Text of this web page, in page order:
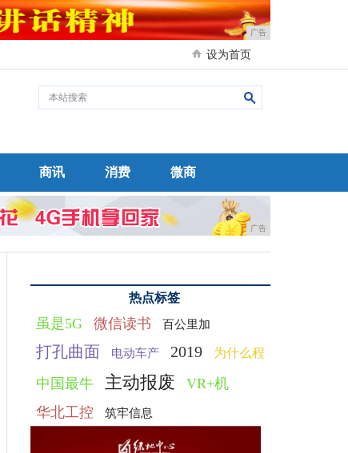
广告
设为首页
商讯 消费 微商
广告
热点标签
虽是5G 微信读书 百公里加
打孔曲面 电动车产 2019 为什么程
中国最牛 主动报废
VR+机
华北工控
筑牢信息